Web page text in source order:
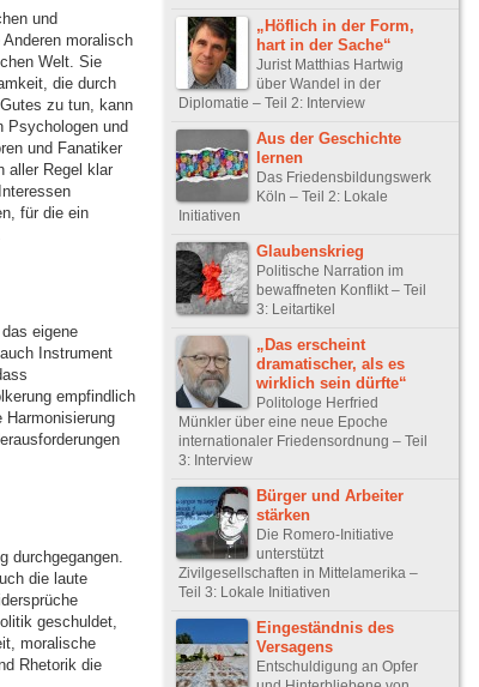
und
moralisch
Welt. Sie
die durch
zu tun, kann
Psychologen und
und Fanatiker
aller Regel klar
für die ein
eigene
Instrument
empfindlich
durchgegangen.
die laute
geschuldet,
moralische
Rhetorik die
„Höflich in der Form,
hart in der Sache“
Jurist Matthias Hartwig
über Wandel in der
Diplomatie – Teil 2: Interview
Aus der Geschichte
lernen
Das Friedensbildungswerk
Köln – Teil 2: Lokale
Initiativen
Glaubenskrieg
Politische Narration im
bewaffneten Konflikt – Teil
3: Leitartikel
„Das erscheint
dramatischer, als es
wirklich sein dürfte“
Politologe Herfried
Münkler über eine neue Epoche
internationaler Friedensordnung – Teil
3: Interview
Bürger und Arbeiter
stärken
Die Romero-Initiative
unterstützt
Zivilgesellschaften in Mittelamerika –
Teil 3: Lokale Initiativen
Eingeständnis des
Versagens
Entschuldigung an Opfer